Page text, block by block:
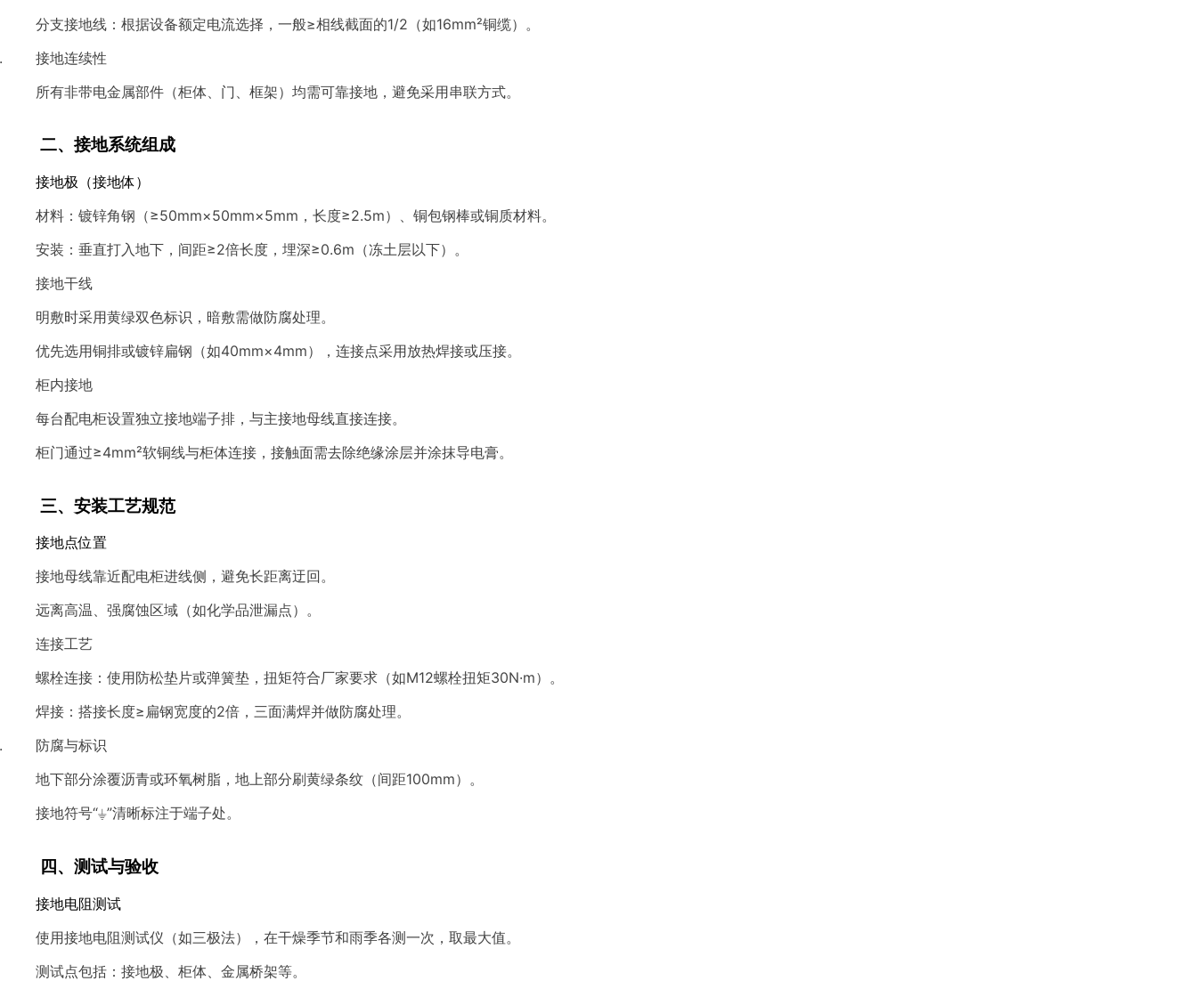
分支接地线：根据设备额定电流选择，一般≥相线截面的1/2（如16mm²铜缆）。
接地连续性
所有非带电金属部件（柜体、门、框架）均需可靠接地，避免采用串联方式。
二、接地系统组成
接地极（接地体）
材料：镀锌角钢（≥50mm×50mm×5mm，长度≥2.5m）、铜包钢棒或铜质材料。
安装：垂直打入地下，间距≥2倍长度，埋深≥0.6m（冻土层以下）。
接地干线
明敷时采用黄绿双色标识，暗敷需做防腐处理。
优先选用铜排或镀锌扁钢（如40mm×4mm），连接点采用放热焊接或压接。
柜内接地
每台配电柜设置独立接地端子排，与主接地母线直接连接。
柜门通过≥4mm²软铜线与柜体连接，接触面需去除绝缘涂层并涂抹导电膏。
三、安装工艺规范
接地点位置
接地母线靠近配电柜进线侧，避免长距离迂回。
远离高温、强腐蚀区域（如化学品泄漏点）。
连接工艺
螺栓连接：使用防松垫片或弹簧垫，扭矩符合厂家要求（如M12螺栓扭矩30N·m）。
焊接：搭接长度≥扁钢宽度的2倍，三面满焊并做防腐处理。
防腐与标识
地下部分涂覆沥青或环氧树脂，地上部分刷黄绿条纹（间距100mm）。
接地符号“⏚”清晰标注于端子处。
四、测试与验收
接地电阻测试
使用接地电阻测试仪（如三极法），在干燥季节和雨季各测一次，取最大值。
测试点包括：接地极、柜体、金属桥架等。